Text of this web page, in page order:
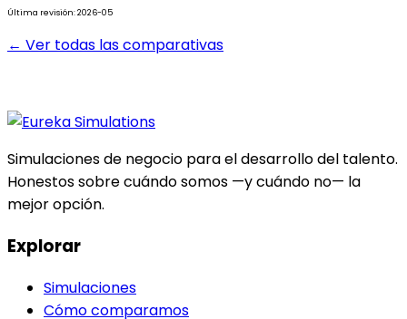
Última revisión: 2026-05
← Ver todas las comparativas
Simulaciones de negocio para el desarrollo del talento.
Honestos sobre cuándo somos —y cuándo no— la
mejor opción.
Explorar
Simulaciones
Cómo comparamos